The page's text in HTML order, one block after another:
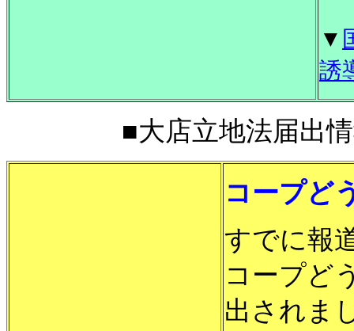
▼
誘
■大店立地法届出
コープど
すでに報
コープど
出されま